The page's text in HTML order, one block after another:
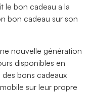
le bon cadeau a la
bon cadeau sur son
nouvelle génération
disponibles en
des bons cadeaux
sur leur propre